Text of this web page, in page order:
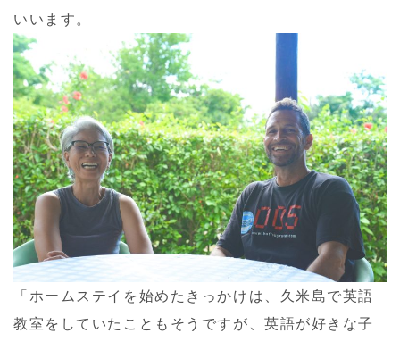
いいます。
「ホームステイを始めたきっかけは、久米島で英語
教室をしていたこともそうですが、英語が好きな子